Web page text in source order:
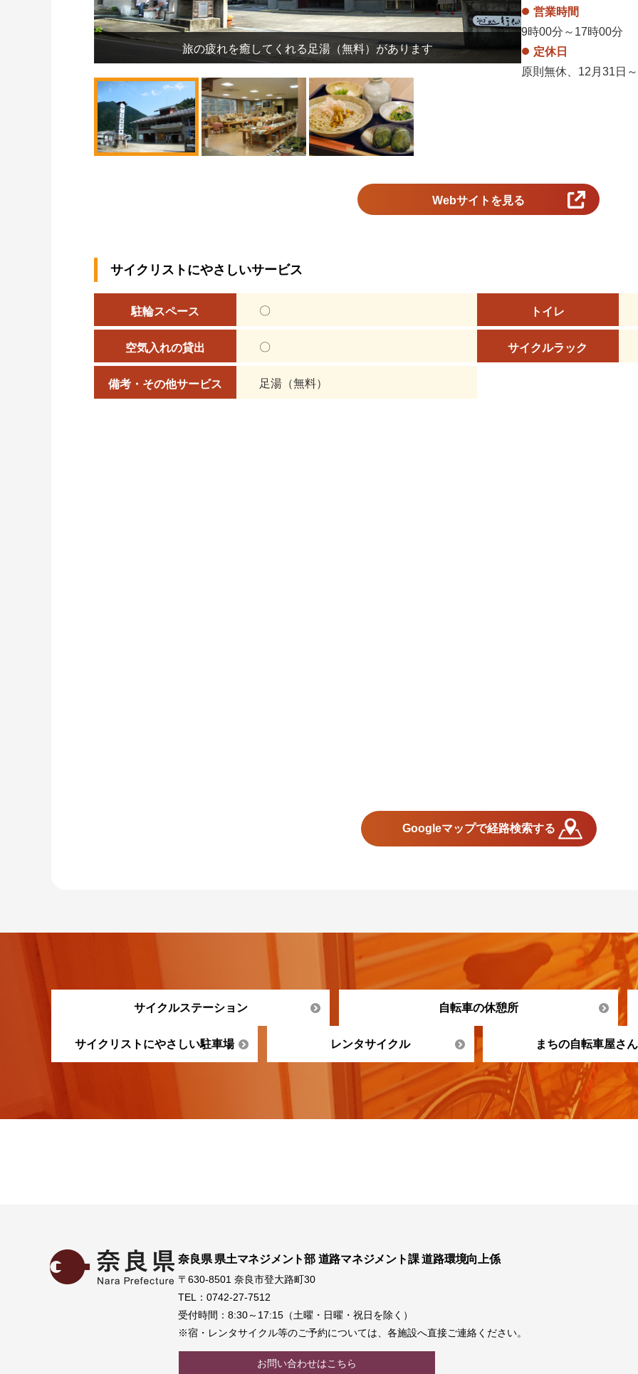
旅の疲れを癒してくれる足湯（無料）があります
営業時間
9時00分～17時00分
定休日
原則無休、12月31日
Webサイトを見る
サイクリストにやさしいサービス
駐輪スペース 〇 トイレ
空気入れの貸出 〇 サイクルラック
備考・その他サービス 足湯（無料）
Googleマップで経路検索する
サイクルステーション 自転車の休憩所
サイクリストにやさしい駐車場 レンタサイクル まちの自転車屋さん
奈良県 県土マネジメント部 道路マネジメント課 道路環境向上係
〒630-8501 奈良市登大路町30
TEL：0742-27-7512
受付時間：8:30～17:15（土曜・日曜・祝日を除く）
※宿・レンタサイクル等のご予約については、各施設へ直接ご連絡ください。
お問い合わせはこちら